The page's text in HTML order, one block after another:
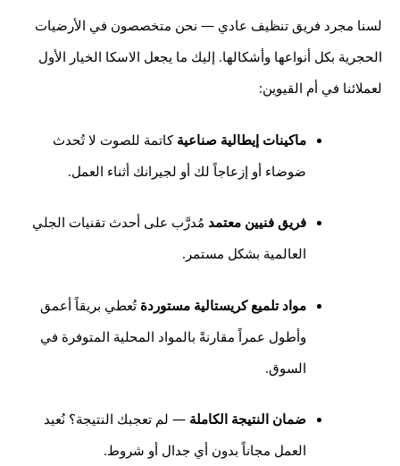
لسنا مجرد فريق تنظيف عادي — نحن متخصصون في الأرضيات
الحجرية بكل أنواعها وأشكالها. إليك ما يجعل الاسكا الخيار الأول
لعملائنا في أم القيوين:
ماكينات إيطالية صناعية كاتمة للصوت لا تُحدث
ضوضاء أو إزعاجاً لك أو لجيرانك أثناء العمل.
فريق فنيين معتمد مُدرَّب على أحدث تقنيات الجلي
العالمية بشكل مستمر.
مواد تلميع كريستالية مستوردة تُعطي بريقاً أعمق
وأطول عمراً مقارنةً بالمواد المحلية المتوفرة في
السوق.
ضمان النتيجة الكاملة — لم تعجبك النتيجة؟ نُعيد
العمل مجاناً بدون أي جدال أو شروط.